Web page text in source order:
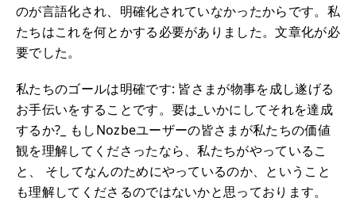
のが言語化され、明確化されていなかったからです。私
たちはこれを何とかする必要がありました。文章化が必
要でした。
私たちのゴールは明確です: 皆さまが物事を成し遂げる
お手伝いをすることです。要は_いかにしてそれを達成
するか?_ もしNozbeユーザーの皆さまが私たちの価値
観を理解してくださったなら、私たちがやっているこ
と、 そしてなんのためにやっているのか、ということ
も理解してくださるのではないかと思っております。